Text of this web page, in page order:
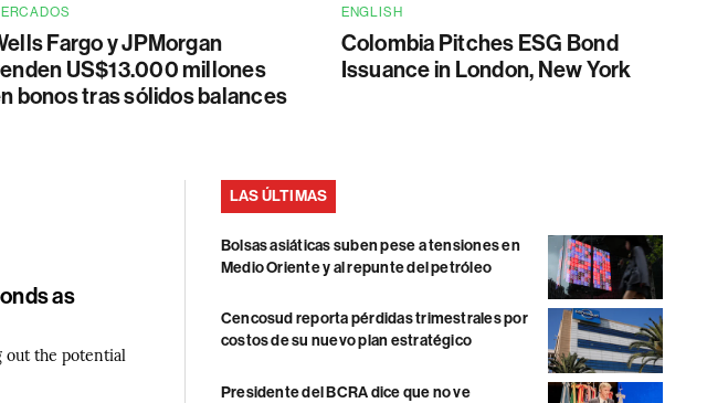
Fargo y JPMorgan
US$13.000 millones
bonos tras sólidos balances
ENGLISH
Colombia Pitches ESG Bond
Issuance in London, New York
as
out the potential
LAS ÚLTIMAS
Bolsas asiáticas suben pese a tensiones en
Medio Oriente y al repunte del petróleo
Cencosud reporta pérdidas trimestrales por
costos de su nuevo plan estratégico
Presidente del BCRA dice que no ve